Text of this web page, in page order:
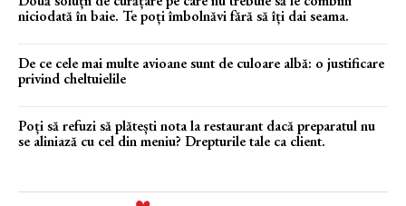
niciodată în baie. Te poți îmbolnăvi fără să îți dai seama.
De ce cele mai multe avioane sunt de culoare albă: o justificare
privind cheltuielile
Poți să refuzi să plătești nota la restaurant dacă preparatul nu
se aliniază cu cel din meniu? Drepturile tale ca client.